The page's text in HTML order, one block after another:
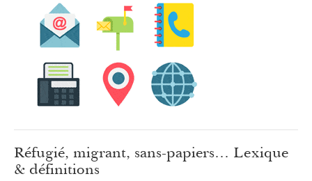
Réfugié, migrant, sans-papiers… Lexique
& définitions